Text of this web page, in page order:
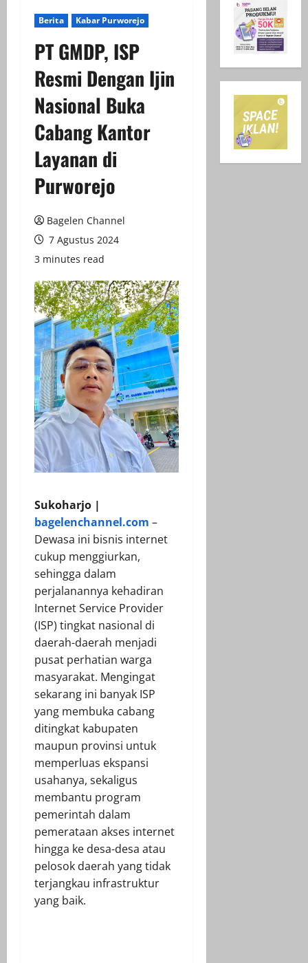
Berita Kabar Purworejo
PT GMDP, ISP
Resmi Dengan Ijin
Nasional Buka
Cabang Kantor
Layanan di
Purworejo
Bagelen Channel
7 Agustus 2024
3 minutes read
Sukoharjo |
bagelenchannel.com –
Dewasa ini bisnis internet
cukup menggiurkan,
sehingga dalam
perjalanannya kehadiran
Internet Service Provider
(ISP) tingkat nasional di
daerah-daerah menjadi
pusat perhatian warga
masyarakat. Mengingat
sekarang ini banyak ISP
yang membuka cabang
ditingkat kabupaten
maupun provinsi untuk
memperluas ekspansi
usahanya, sekaligus
membantu program
pemerintah dalam
pemerataan akses internet
hingga ke desa-desa atau
pelosok daerah yang tidak
terjangkau infrastruktur
yang baik.